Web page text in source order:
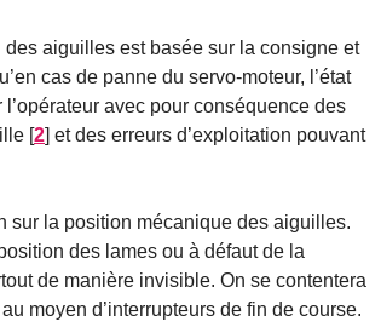
aiguilles est basée sur la consigne et
cas de panne du servo-moteur, l’état
avec pour conséquence des
[2] et des erreurs d’exploitation pouvant
sur la position mécanique des aiguilles.
des lames ou à défaut de la
de manière invisible. On se contentera
moyen d’interrupteurs de fin de course.